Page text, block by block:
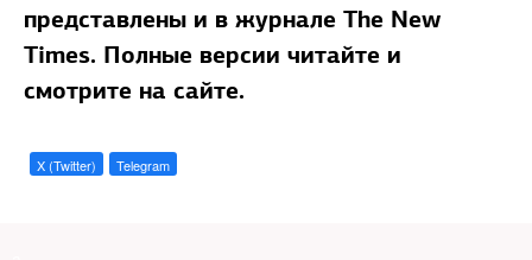
представлены и в журнале The New
Times. Полные версии читайте и
смотрите на сайте.
X (Twitter) Telegram